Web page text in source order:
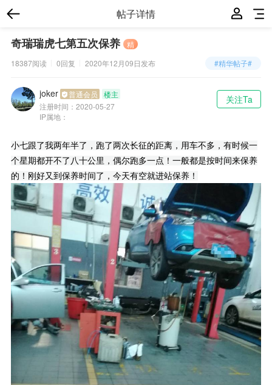
帖子详情
奇瑞瑞虎七第五次保养
精
#精华帖子#
18387阅读 0回复 2020年12月09日发布
关注Ta
joker 普通会员
楼主
注册时间： 2020-05-27
IP属地：
小七跟了我两年半了，跑了两次长征的距离，用车不多，有时候一
个星期都开不了八十公里，偶尔跑多一点！一般都是按时间来保养
的！刚好又到保养时间了，今天有空就进站保养！